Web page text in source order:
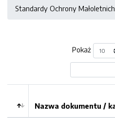
Standardy Ochrony Małoletnich
Pokaż
Kolejność
Nazwa dokumentu /